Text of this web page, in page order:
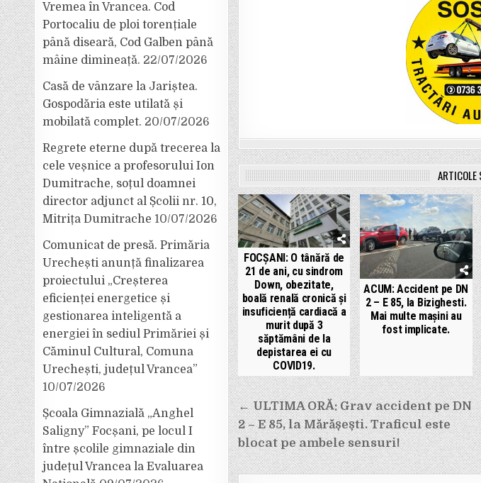
ARTICOLE
FOCȘANI: O tânără de
21 de ani, cu sindrom
Down, obezitate,
boală renală cronică și
insuficiență cardiacă a
murit după 3
săptămâni de la
depistarea ei cu
COVID19.
ACUM: Accident pe DN
2 – E 85, la Bizighesti.
Mai multe mașini au
fost implicate.
Navigare
în
articole
← ULTIMA ORĂ: Grav accident pe DN
2 – E 85, la Mărășești. Traficul este
blocat pe ambele sensuri!
Vremea în Vrancea. Cod
Portocaliu de ploi torențiale
până diseară, Cod Galben până
mâine dimineață. 22/07/2026
Casă de vânzare la Jariștea.
Gospodăria este utilată și
mobilată complet. 20/07/2026
Regrete eterne după trecerea la
cele veșnice a profesorului Ion
Dumitrache, soțul doamnei
director adjunct al Școlii nr. 10,
Mitrița Dumitrache 10/07/2026
Comunicat de presă. Primăria
Urechești anunță finalizarea
proiectului „Creșterea
eficienței energetice și
gestionarea inteligentă a
energiei în sediul Primăriei și
Căminul Cultural, Comuna
Urechești, județul Vrancea”
10/07/2026
Școala Gimnazială „Anghel
Saligny” Focșani, pe locul I
între școlile gimnaziale din
județul Vrancea la Evaluarea